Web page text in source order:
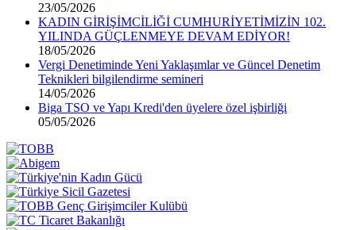
23/05/2026
KADIN GİRİŞİMCİLİĞİ CUMHURİYETİMİZİN 102.
YILINDA GÜÇLENMEYE DEVAM EDİYOR!
18/05/2026
Vergi Denetiminde Yeni Yaklaşımlar ve Güncel Denetim
Teknikleri bilgilendirme semineri
14/05/2026
Biga TSO ve Yapı Kredi'den üyelere özel işbirliği
05/05/2026